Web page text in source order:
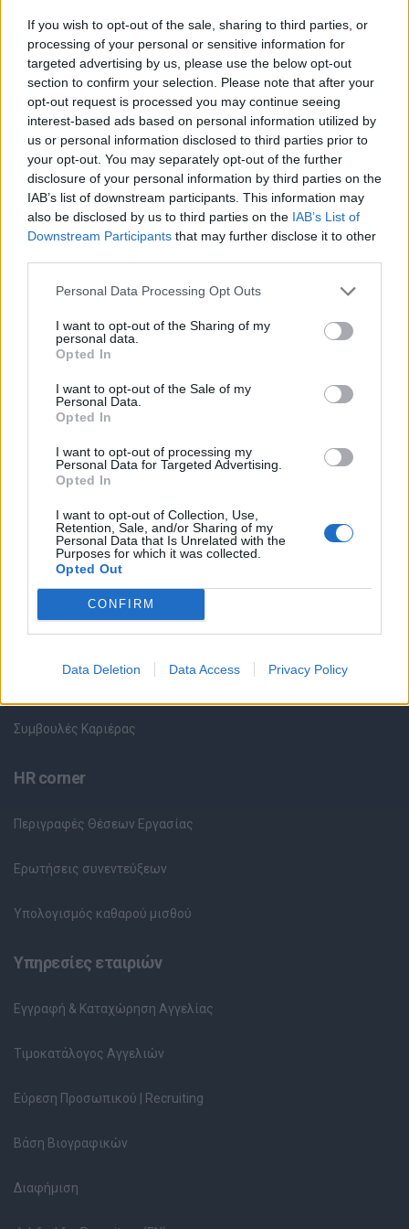
If you wish to opt-out of the sale, sharing to third parties, or
processing of your personal or sensitive information for
targeted advertising by us, please use the below opt-out
section to confirm your selection. Please note that after your
opt-out request is processed you may continue seeing
interest-based ads based on personal information utilized by
us or personal information disclosed to third parties prior to
your opt-out. You may separately opt-out of the further
disclosure of your personal information by third parties on the
IAB’s list of downstream participants. This information may
also be disclosed by us to third parties on the IAB’s List of
Downstream Participants that may further disclose it to other
Personal Data Processing Opt Outs
I want to opt-out of the Sharing of my
personal data.
Opted In
I want to opt-out of the Sale of my
Personal Data.
Opted In
I want to opt-out of processing my
Personal Data for Targeted Advertising.
Opted In
I want to opt-out of Collection, Use,
Retention, Sale, and/or Sharing of my
Personal Data that Is Unrelated with the
Purposes for which it was collected.
Opted Out
CONFIRM
Data Deletion Data Access Privacy Policy
cosmos-jobs.gr & cosmosjobs.com
Για περισσότερες πληροφορίες παρακαλώ επικοινωνήστε στο
2310 887424
** Παρακαλούνται οι ενδιαφερόμενοι όπως αποστείλουν
βιογραφικό σημείωμα
Θέσεις εργασίας
Όλες οι Θέσεις Εργασίας
Θέσεις Εργασίας ανά Εταιρεία
Κέντρο Βοήθειας
Υπηρεσίες υποψηφίων
Συμβουλές Καριέρας
HR corner
Περιγραφές Θέσεων Εργασίας
Ερωτήσεις συνεντεύξεων
Υπολογισμός καθαρού μισθού
Υπηρεσίες εταιριών
Εγγραφή & Καταχώρηση Αγγελίας
Τιμοκατάλογος Αγγελιών
Εύρεση Προσωπικού | Recruiting
Βάση Βιογραφικών
Διαφήμιση